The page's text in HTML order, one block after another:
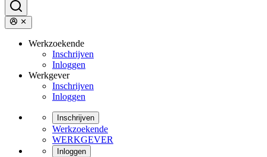
Werkzoekende
Inschrijven
Inloggen
Werkgever
Inschrijven
Inloggen
Inschrijven
Werkzoekende
WERKGEVER
Inloggen